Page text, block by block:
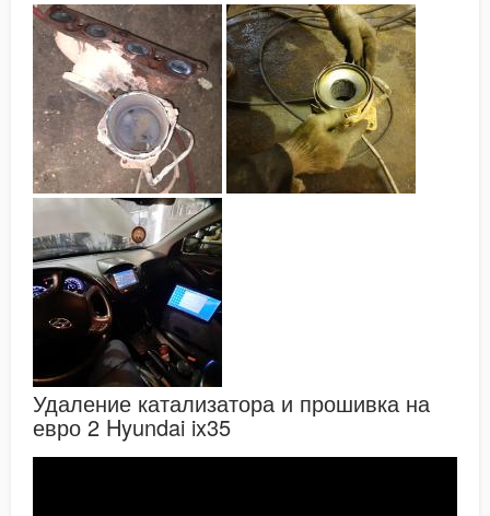
Удаление катализатора и прошивка на
евро 2 Hyundai ix35